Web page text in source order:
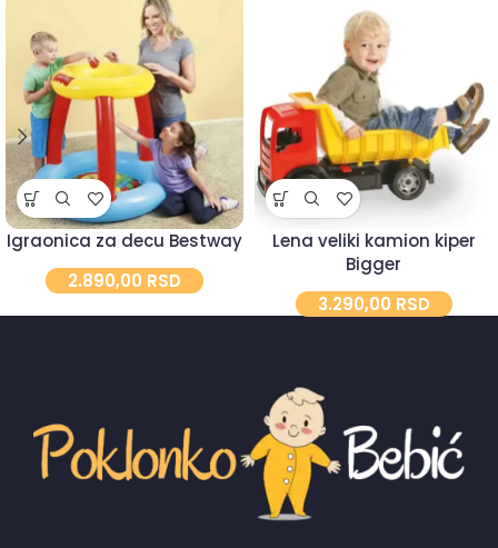
Igraonica za decu Bestway
2.890,00 RSD
Lena veliki kamion kiper
Bigger
3.290,00 RSD